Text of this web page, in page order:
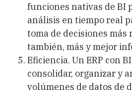
funciones nativas de BI
análisis en tiempo real
toma de decisiones más
también, más y mejor
Eficiencia. Un ERP con
consolidar, organizar y
volúmenes de datos de